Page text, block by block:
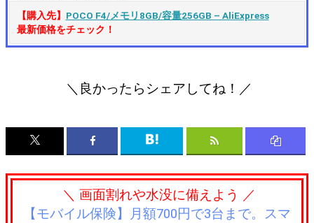
【購入先】 POCO F4/メモリ8GB/容量256GB – AliExpress
最新価格をチェック！
＼良かったらシェアしてね！／
＼ 画面割れや水没に備えよう ／
【モバイル保険】月額700円で3台まで。スマ